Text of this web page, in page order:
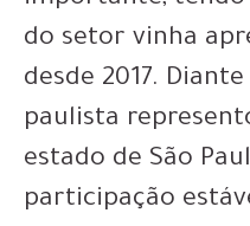
do setor vinha
desde 2017.
paulista
estado de São
participação